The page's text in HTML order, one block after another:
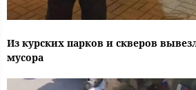
Из курских парков и скверов
мусора